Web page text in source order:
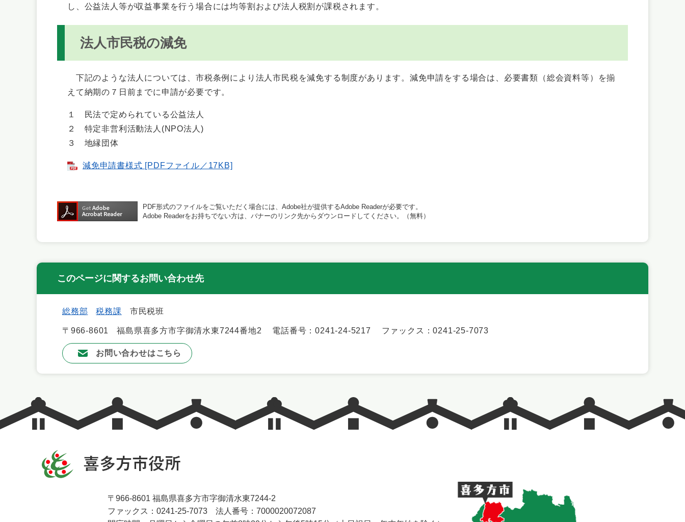
し、公益法人等が収益事業を行う場合には均等割および法人税割が課税されます。
法人市民税の減免
下記のような法人については、市税条例により法人市民税を減免する制度があります。減免申請をする場合は、必要書類（総会資料等）を揃
えて納期の７日前までに申請が必要です。
１ 民法で定められている公益法人
２ 特定非営利活動法人(NPO法人)
３ 地縁団体
減免申請書様式 [PDFファイル／17KB]
PDF形式のファイルをご覧いただく場合には、Adobe社が提供するAdobe Readerが必要です。
Adobe Readerをお持ちでない方は、バナーのリンク先からダウンロードしてください。（無料）
このページに関するお問い合わせ先
総務部 税務課 市民税班
〒966-8601 福島県喜多方市字御清水東7244番地2 電話番号：0241-24-5217 ファックス：0241-25-7073
お問い合わせはこちら
〒966-8601 福島県喜多方市字御清水東7244-2
ファックス：0241-25-7073 法人番号：7000020072087